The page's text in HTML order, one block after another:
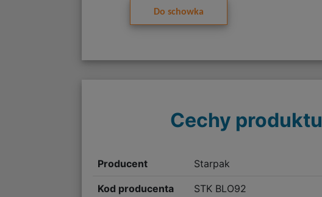
Do schowka
Cechy produktu
Producent Starpak
Kod producenta STK BLO92